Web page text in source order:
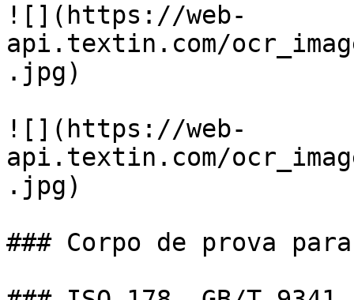
![](https://web-
api.textin.com/
.jpg)
![](https://web-
api.textin.com/
.jpg)
### Corpo de prova